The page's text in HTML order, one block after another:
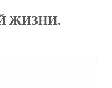
ЖИЗНИ.